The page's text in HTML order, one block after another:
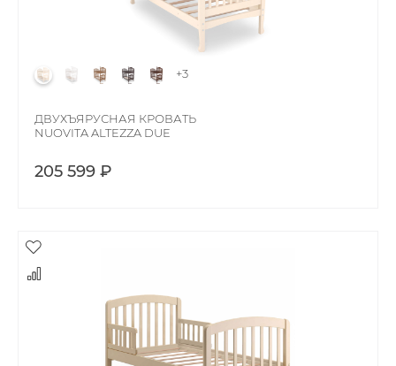
+3
ДВУХЪЯРУСНАЯ КРОВАТЬ
NUOVITA ALTEZZA DUE
205 599 ₽